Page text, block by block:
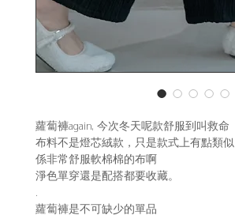
蘿蔔褲again, 今次冬天呢款舒服到叫救命
布料不是燈芯絨款，只是款式上有點類似
係非常舒服軟棉棉的布啊
淨色單穿還是配搭都要收藏。
.
蘿蔔褲是不可缺少的單品